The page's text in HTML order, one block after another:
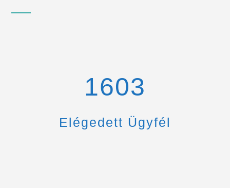
1670
Elégedett Ügyfél